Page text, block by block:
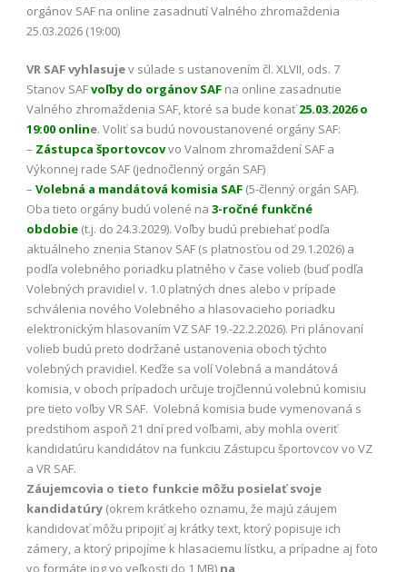
orgánov SAF na online zasadnutí Valného zhromaždenia
25.03.2026 (19:00)
VR SAF vyhlasujev súlade s ustanovením čl. XLVII, ods. 7
Stanov SAFvoľby do orgánov SAF na online zasadnutie
Valného zhromaždenia SAF, ktoré sa bude konať25.03.2026 o
19:00 online. Voliť sa budú novoustanovené orgány SAF:
– Zástupca športovcovvo Valnom zhromaždení SAF a
Výkonnej rade SAF (jednočlenný orgán SAF)
– Volebná a mandátová komisia SAF (5-členný orgán SAF).
Oba tieto orgány budú volené na 3-ročné funkčné
obdobie (t.j. do 24.3.2029). Voľby budú prebiehať podľa
aktuálneho znenia Stanov SAF (s platnosťou od 29.1.2026) a
podľa volebného poriadku platného v čase volieb (buď podľa
Volebných pravidiel v. 1.0 platných dnes alebo v prípade
schválenia nového Volebného a hlasovacieho poriadku
elektronickým hlasovaním VZ SAF 19.-22.2.2026). Pri plánovaní
volieb budú preto dodržané ustanovenia oboch týchto
volebných pravidiel. Keďže sa volí Volebná a mandátová
komisia, v oboch prípadoch určuje trojčlennú volebnú komisiu
pre tieto voľby VR SAF. Volebná komisia bude vymenovaná s
predstihom aspoň 21 dní pred voľbami, aby mohla overiť
kandidatúru kandidátov na funkciu Zástupcu športovcov vo VZ
a VR SAF.
Záujemcovia o tieto funkcie môžu posielať svoje
kandidatúry (okrem krátkeho oznamu, že majú záujem
kandidovať môžu pripojiť aj krátky text, ktorý popisuje ich
zámery, a ktorý pripojíme k hlasaciemu lístku, a prípadne aj foto
vo formáte jpg vo veľkosti do 1 MB) na